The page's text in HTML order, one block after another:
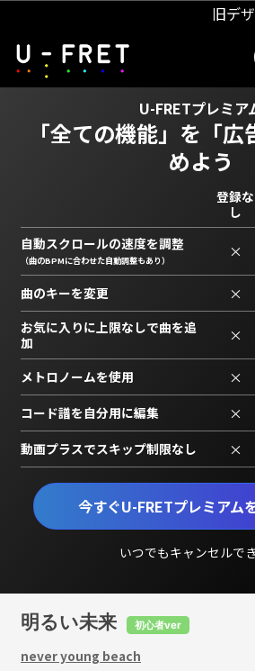
旧デ
U-FRETプレミア
「全ての機能」を 「
めよう
今すぐU-FRETプレミアム
いつでもキャンセルで
登録な
し
自動スクロールの速度を調整
（曲のBPMに合わせた自動調整もあり） ×
曲のキーを変更 ×
お気に入りに上限なしで曲を追
加
×
メトロノームを使用 ×
コード譜を自分用に編集 ×
動画プラスでスキップ制限なし ×
明るい未来 初心者ver
never young beach